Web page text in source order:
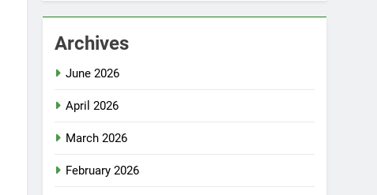
Archives
June 2026
April 2026
March 2026
February 2026